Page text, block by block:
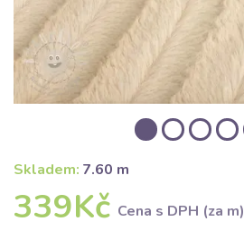
Skladem: 7.60 m
339Kč Cena s DPH (za m)